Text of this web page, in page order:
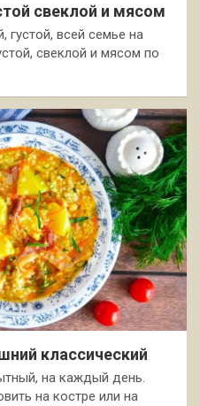
свеклой и мясом
густой, всей семье на
свеклой и мясом по
классический
на каждый день.
на костре или на